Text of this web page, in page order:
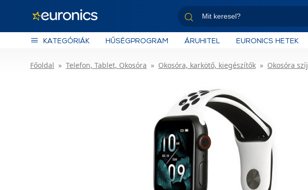
KATEGÓRIÁK HŰSÉGPROGRAM ÁRUHITEL EURONICS HETEK
Főoldal Telefon, Tablet, Okosóra Okosóra, karkötő, kiegészítők Okosóra szíj